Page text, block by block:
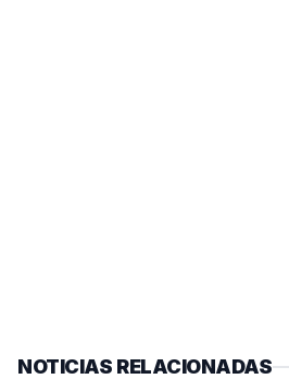
NOTICIAS RELACIONADAS